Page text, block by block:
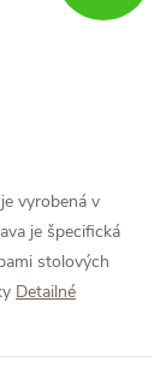
vyrobená v
je špecifická
stolových
Detailné